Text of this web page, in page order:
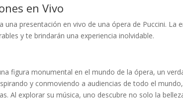
en Vivo
una presentación en vivo de una ópera de Puccini. La
y te brindarán una experiencia inolvidable.
figura monumental en el mundo de la ópera, un
y conmoviendo a audiencias de todo el
Al explorar su música, uno descubre no solo la